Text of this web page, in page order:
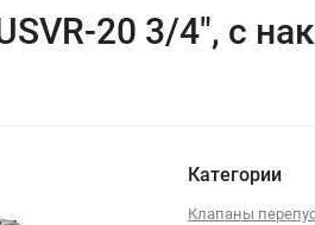
20 3/4", с
Категории
Клапаны